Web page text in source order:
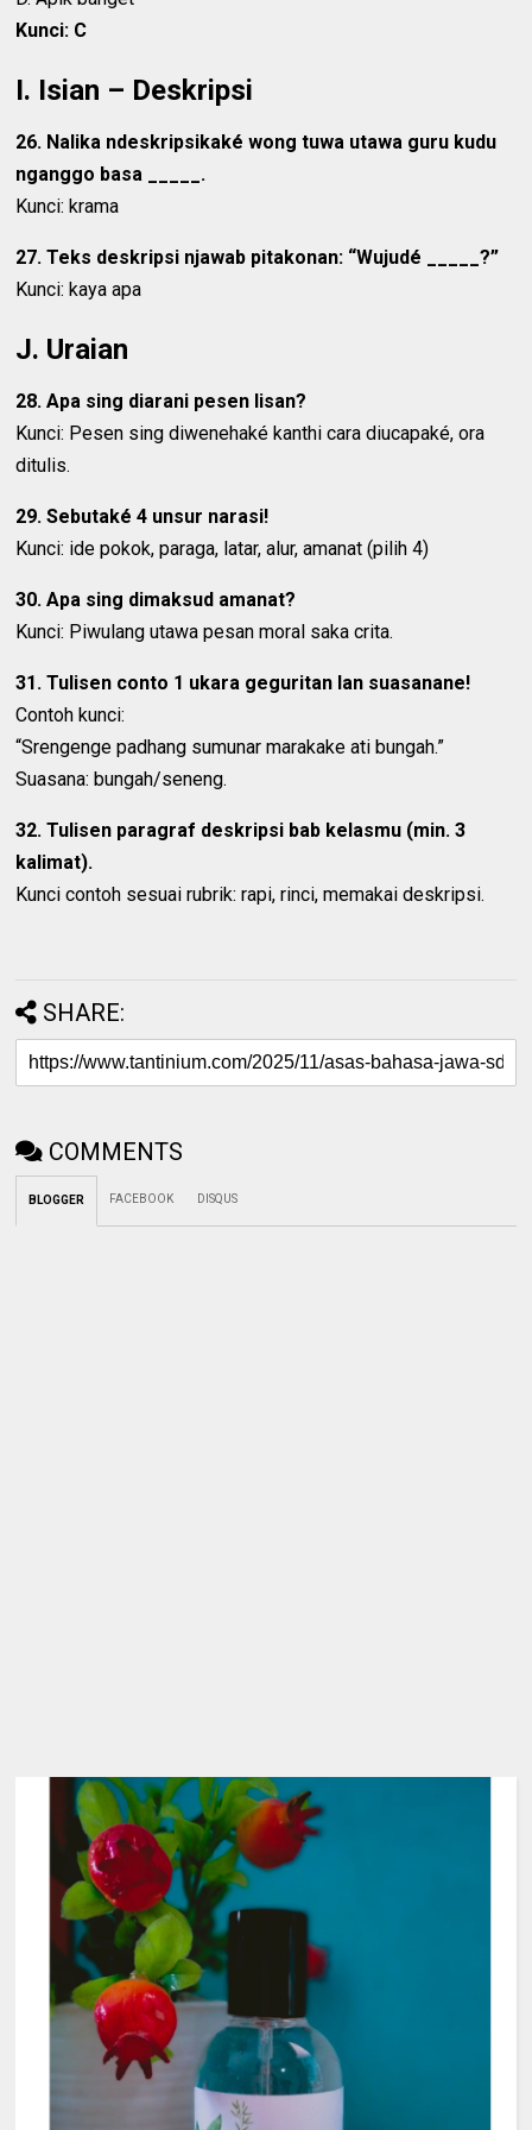
Kunci: C
I. Isian – Deskripsi
26. Nalika ndeskripsikaké wong tuwa utawa guru kudu
nganggo basa _____.
Kunci: krama
27. Teks deskripsi njawab pitakonan: “Wujudé _____?”
Kunci: kaya apa
J. Uraian
28. Apa sing diarani pesen lisan?
Kunci: Pesen sing diwenehaké kanthi cara diucapaké, ora
ditulis.
29. Sebutaké 4 unsur narasi!
Kunci: ide pokok, paraga, latar, alur, amanat (pilih 4)
30. Apa sing dimaksud amanat?
Kunci: Piwulang utawa pesan moral saka crita.
31. Tulisen conto 1 ukara geguritan lan suasanane!
Contoh kunci:
“Srengenge padhang sumunar marakake ati bungah.”
Suasana: bungah/seneng.
32. Tulisen paragraf deskripsi bab kelasmu (min. 3
kalimat).
Kunci contoh sesuai rubrik: rapi, rinci, memakai deskripsi.
SHARE:
COMMENTS
BLOGGER FACEBOOK DISQUS